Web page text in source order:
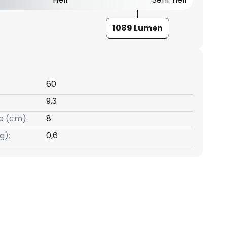
1089 Lumen
60
9,3
(cm):
8
0,6